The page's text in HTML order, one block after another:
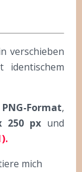
verschieben
identischem
Format,
250 px und
mich